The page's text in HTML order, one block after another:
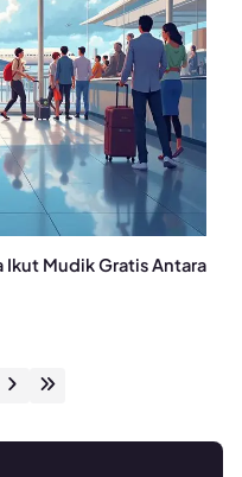
Ikut Mudik Gratis Antara